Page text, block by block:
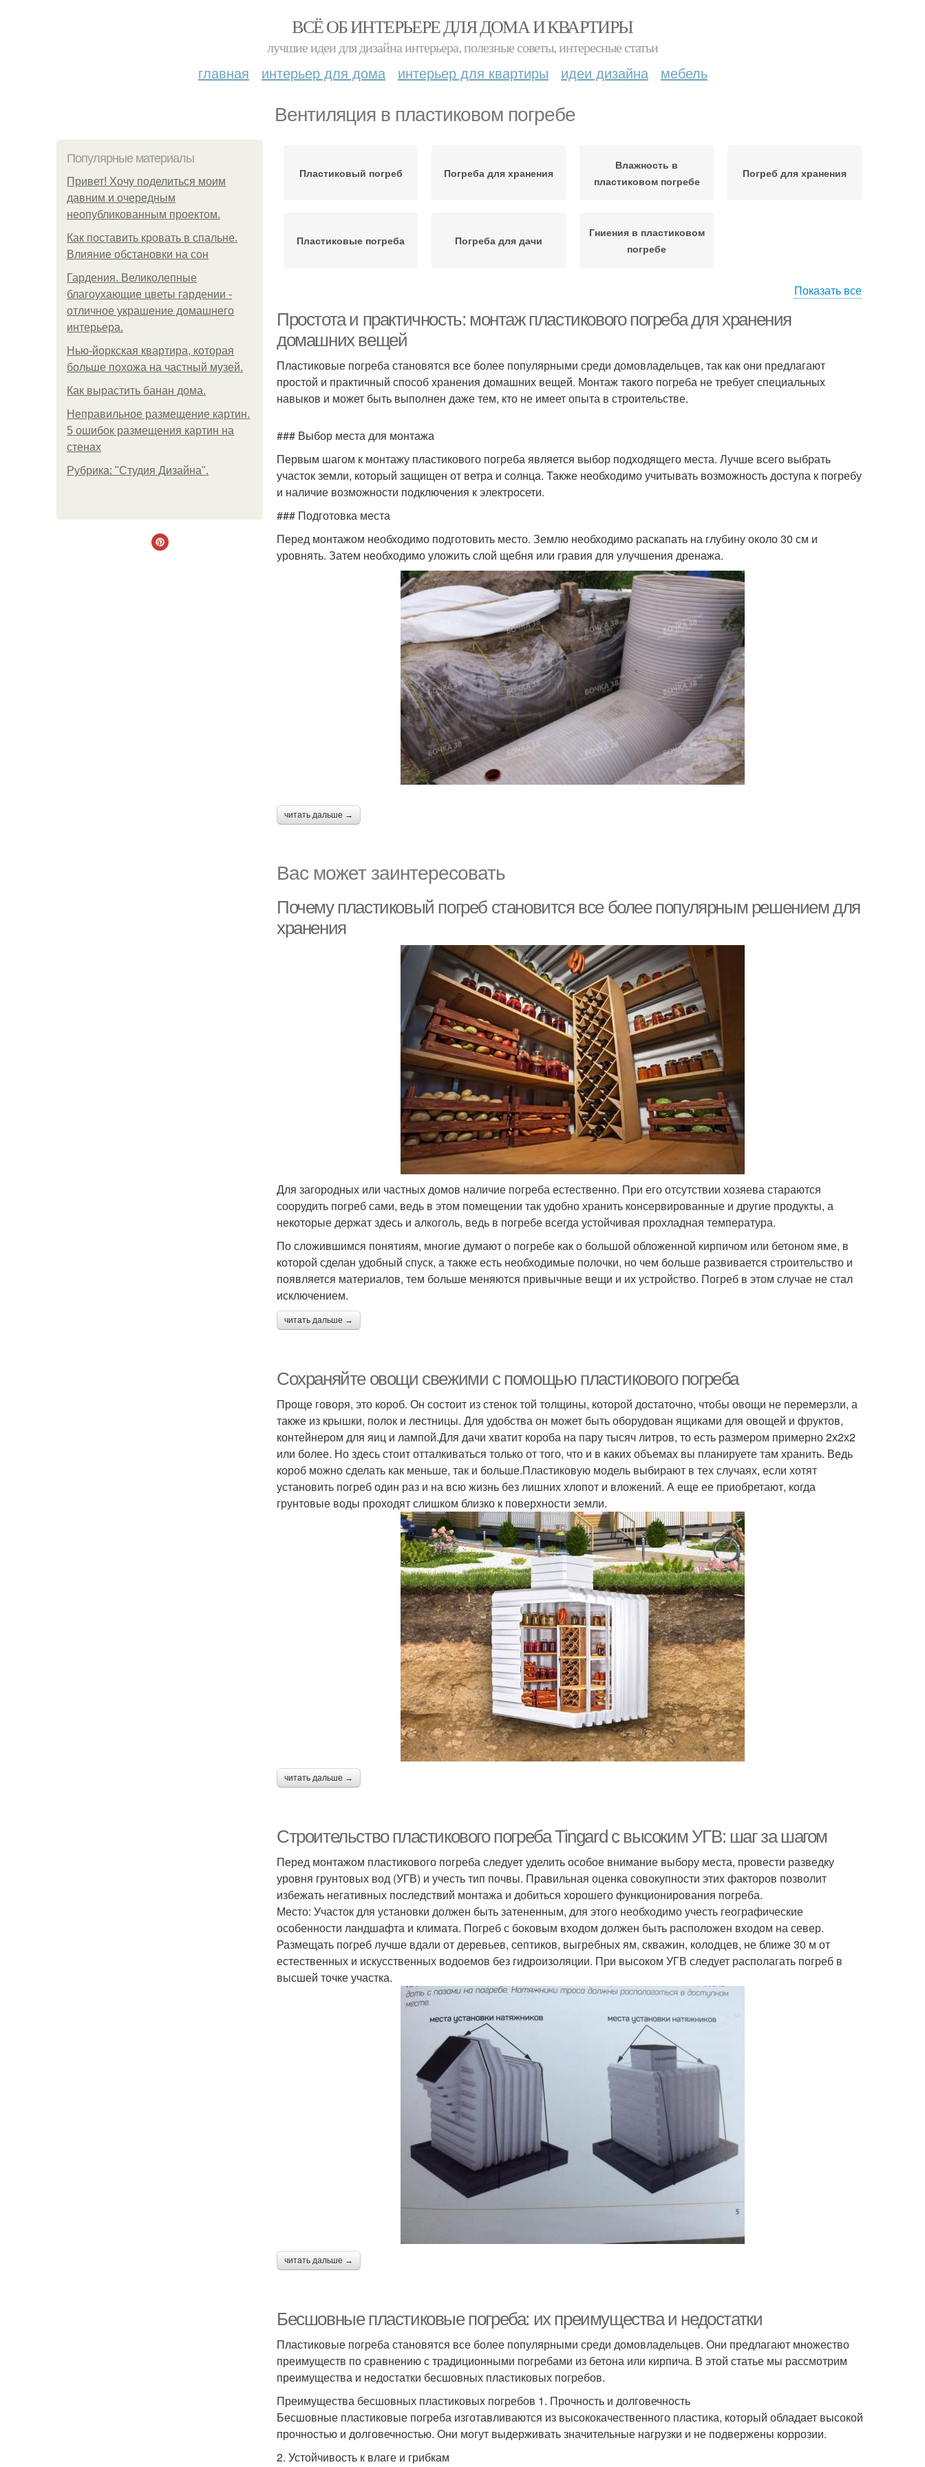
ВСЁ ОБ ИНТЕРЬЕРЕ ДЛЯ ДОМА И КВАРТИРЫ
лучшие идеи для дизайна интерьера, полезные советы, интересные статьи
главная интерьер для дома интерьер для квартиры идеи дизайна мебель
Вентиляция в пластиковом погребе
Популярные материалы
Привет! Хочу поделиться моим
давним и очередным
неопубликованным проектом.
Как поставить кровать в спальне.
Влияние обстановки на сон
Гардения. Великолепные
благоухающие цветы гардении -
отличное украшение домашнего
интерьера.
Нью-йоркская квартира, которая
больше похожа на частный музей.
Как вырастить банан дома.
Неправильное размещение картин.
5 ошибок размещения картин на
стенах
Рубрика: "Студия Дизайна".
Пластиковый погреб Погреба для хранения
Влажность в
пластиковом погребе
Погреб для хранения
Пластиковые погреба Погреба для дачи
Гниения в пластиковом
погребе
Показать все
Простота и практичность: монтаж пластикового погреба для хранения
домашних вещей
Пластиковые погреба становятся все более популярными среди домовладельцев, так как они предлагают
простой и практичный способ хранения домашних вещей. Монтаж такого погреба не требует специальных
навыков и может быть выполнен даже тем, кто не имеет опыта в строительстве.
### Выбор места для монтажа
Первым шагом к монтажу пластикового погреба является выбор подходящего места. Лучше всего выбрать
участок земли, который защищен от ветра и солнца. Также необходимо учитывать возможность доступа к погребу
и наличие возможности подключения к электросети.
### Подготовка места
Перед монтажом необходимо подготовить место. Землю необходимо раскапать на глубину около 30 см и
уровнять. Затем необходимо уложить слой щебня или гравия для улучшения дренажа.
читать дальше →
Вас может заинтересовать
Почему пластиковый погреб становится все более популярным решением для
хранения
Для загородных или частных домов наличие погреба естественно. При его отсутствии хозяева стараются
соорудить погреб сами, ведь в этом помещении так удобно хранить консервированные и другие продукты, а
некоторые держат здесь и алкоголь, ведь в погребе всегда устойчивая прохладная температура.
По сложившимся понятиям, многие думают о погребе как о большой обложенной кирпичом или бетоном яме, в
которой сделан удобный спуск, а также есть необходимые полочки, но чем больше развивается строительство и
появляется материалов, тем больше меняются привычные вещи и их устройство. Погреб в этом случае не стал
исключением.
читать дальше →
Сохраняйте овощи свежими с помощью пластикового погреба
Проще говоря, это короб. Он состоит из стенок той толщины, которой достаточно, чтобы овощи не перемерзли, а
также из крышки, полок и лестницы. Для удобства он может быть оборудован ящиками для овощей и фруктов,
контейнером для яиц и лампой.Для дачи хватит короба на пару тысяч литров, то есть размером примерно 2х2х2
или более. Но здесь стоит отталкиваться только от того, что и в каких объемах вы планируете там хранить. Ведь
короб можно сделать как меньше, так и больше.Пластиковую модель выбирают в тех случаях, если хотят
установить погреб один раз и на всю жизнь без лишних хлопот и вложений. А еще ее приобретают, когда
грунтовые воды проходят слишком близко к поверхности земли.
читать дальше →
Строительство пластикового погреба Tingard с высоким УГВ: шаг за шагом
Перед монтажом пластикового погреба следует уделить особое внимание выбору места, провести разведку
уровня грунтовых вод (УГВ) и учесть тип почвы. Правильная оценка совокупности этих факторов позволит
избежать негативных последствий монтажа и добиться хорошего функционирования погреба.
Место: Участок для установки должен быть затененным, для этого необходимо учесть географические
особенности ландшафта и климата. Погреб с боковым входом должен быть расположен входом на север.
Размещать погреб лучше вдали от деревьев, септиков, выгребных ям, скважин, колодцев, не ближе 30 м от
естественных и искусственных водоемов без гидроизоляции. При высоком УГВ следует располагать погреб в
высшей точке участка.
читать дальше →
Бесшовные пластиковые погреба: их преимущества и недостатки
Пластиковые погреба становятся все более популярными среди домовладельцев. Они предлагают множество
преимуществ по сравнению с традиционными погребами из бетона или кирпича. В этой статье мы рассмотрим
преимущества и недостатки бесшовных пластиковых погребов.
Преимущества бесшовных пластиковых погребов 1. Прочность и долговечность
Бесшовные пластиковые погреба изготавливаются из высококачественного пластика, который обладает высокой
прочностью и долговечностью. Они могут выдерживать значительные нагрузки и не подвержены коррозии.
2. Устойчивость к влаге и грибкам